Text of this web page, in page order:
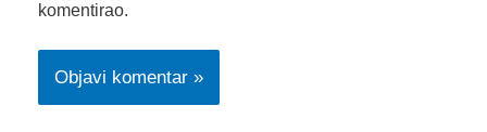
komentirao.